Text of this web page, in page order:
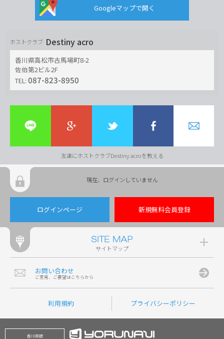
Googleマップで開く
ホストクラブ Destiny acro
香川県高松市古馬場町8-2
佐伯第2ビル2F
TEL: 087-823-8950
友達にホストクラブDestiny acroを教える
現在、ログインしていません
ログインページ 新規無料会員登録
サイトマップ
お問い合わせ
ご意見、ご要望はこちらから
利用規約 プライバシーポリシー
香川県版